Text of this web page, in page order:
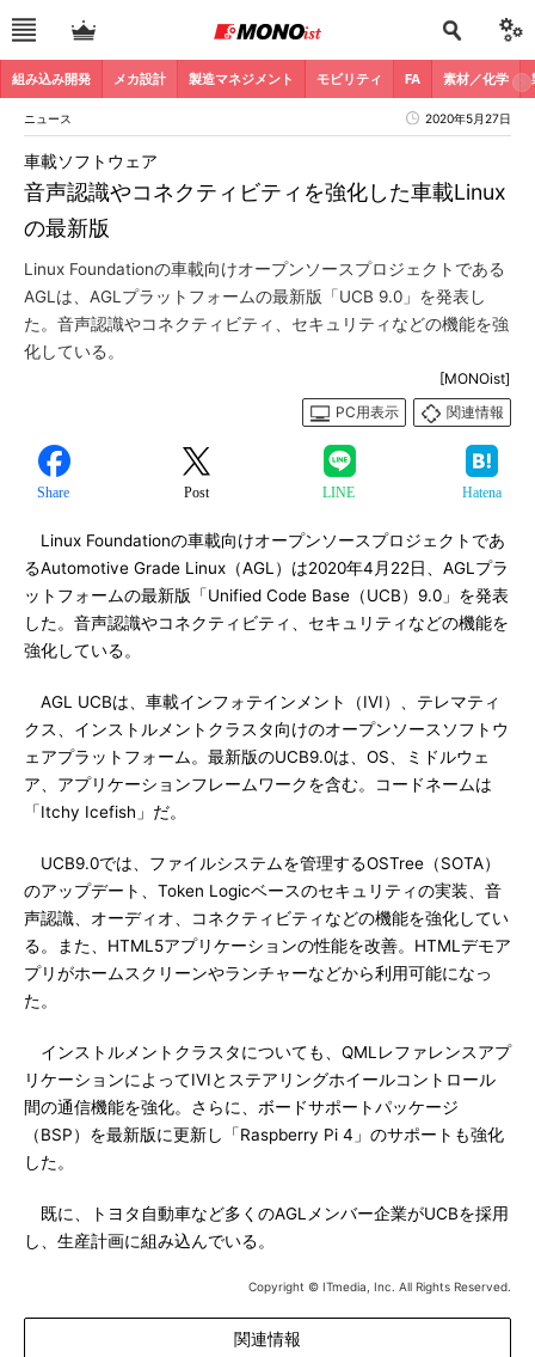
組み込み開発 メカ設計 製造マネジメント モビリティ FA 素材／化学
ニュース 2020年5月27日
音声認識やコネクティビティを強化した車載Linux
の最新版
車載ソフトウェア
Linux Foundationの車載向けオープンソースプロジェクトである
AGLは、AGLプラットフォームの最新版「UCB 9.0」を発表し
た。音声認識やコネクティビティ、セキュリティなどの機能を強
化している。
[MONOist]
PC用表示
関連情報
Share Post LINE Hatena
Linux Foundationの車載向けオープンソースプロジェクトであ
るAutomotive Grade Linux（AGL）は2020年4月22日、AGLプラ
ットフォームの最新版「Unified Code Base（UCB）9.0」を発表
した。音声認識やコネクティビティ、セキュリティなどの機能を
強化している。
AGL UCBは、車載インフォテインメント（IVI）、テレマティ
クス、インストルメントクラスタ向けのオープンソースソフトウ
ェアプラットフォーム。最新版のUCB9.0は、OS、ミドルウェ
ア、アプリケーションフレームワークを含む。コードネームは
「Itchy Icefish」だ。
UCB9.0では、ファイルシステムを管理するOSTree（SOTA）
のアップデート、Token Logicベースのセキュリティの実装、音
声認識、オーディオ、コネクティビティなどの機能を強化してい
る。また、HTML5アプリケーションの性能を改善。HTMLデモア
プリがホームスクリーンやランチャーなどから利用可能になっ
た。
インストルメントクラスタについても、QMLレファレンスアプ
リケーションによってIVIとステアリングホイールコントロール
間の通信機能を強化。さらに、ボードサポートパッケージ
（BSP）を最新版に更新し「Raspberry Pi 4」のサポートも強化
した。
既に、トヨタ自動車など多くのAGLメンバー企業がUCBを採用
し、生産計画に組み込んでいる。
Copyright © ITmedia, Inc. All Rights Reserved.
関連情報